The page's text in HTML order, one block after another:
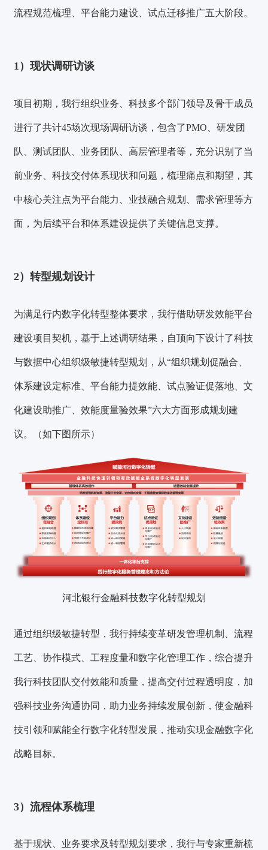
流程规范梳理、平台能力建设、试点迁移推广五大阶段。
1）现状调研访谈
项目初期，我行组织业务、科技多个部门领导及骨干成员
进行了共计45场次现场调研访谈 ，包含了PMO、研发团
队、测试团队、业务团队、高层管理者等，充分识别了当
前业务、科技交付体系现状和问题，梳理痛点和期望，其
中核心关注点为平台能力、业技融合规划、需求管理等方
面，为后续平台和体系建设提供了关键信息支撑。
2）转型规划设计
为满足行内数字化转型整体要求，我行借助研发效能平台
建设项目契机，基于上述调研结果，自顶向下设计了科技
与数据中心组织级敏捷转型规划，从“组织规划促融合、
体系建设定标准、平台能力提效能、试点验证促落地、文
化建设助推广、效能度量验效果”六大方面形成规划建
议。（如下图所示）
河北银行金融科技数字化转型规划
通过组织级敏捷转型 ，我行持续变革研发管理机制、流程
工艺、协作模式、工程度量和数字化管理工作，综合提升
我行科技团队交付效能和质量，提高交付过程透明度，加
强科技业务沟通协同，助力业务持续发展创新，使金融科
技引领和赋能全行数字化转型发展，推动实现金融数字化
战略目标。
3）流程体系梳理
基于现状、业务要求及转型规划要求，我行与专家重新梳